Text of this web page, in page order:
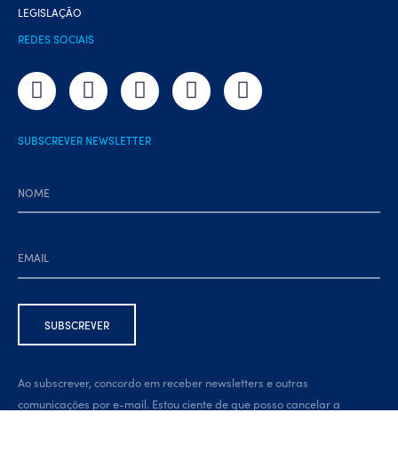
LEGISLAÇÃO
REDES SOCIAIS
SUBSCREVER NEWSLETTER
Ao subscrever, concordo em receber newsletters e outras
comunicações por e-mail. Estou ciente de que posso cancelar a